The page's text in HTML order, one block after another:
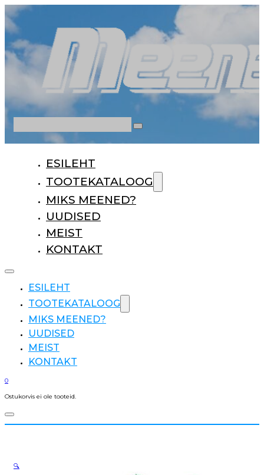
ESILEHT
TOOTEKATALOOG
MIKS MEENED?
UUDISED
MEIST
KONTAKT
ESILEHT
TOOTEKATALOOG
MIKS MEENED?
UUDISED
MEIST
KONTAKT
0
Ostukorvis ei ole tooteid.
🔍